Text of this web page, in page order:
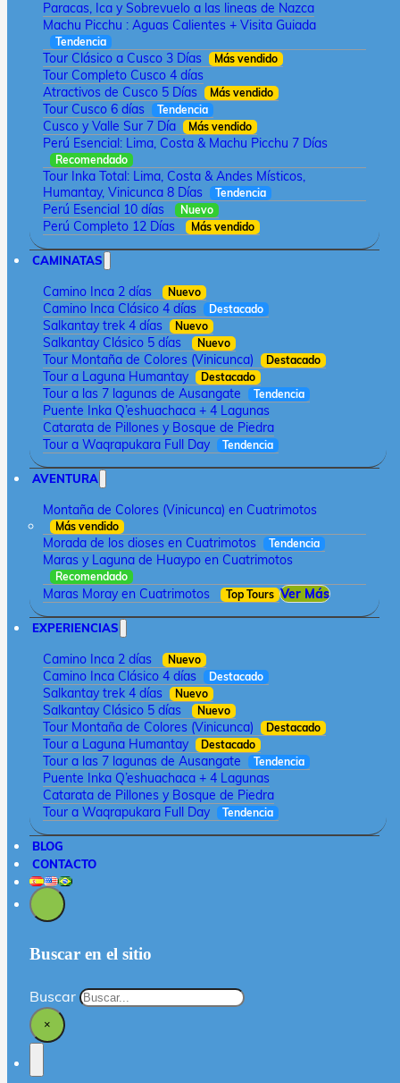
Paracas, Ica y Sobrevuelo a las lineas de Nazca
Machu Picchu : Aguas Calientes + Visita Guiada
Tendencia
Tour Clásico a Cusco 3 Días Más vendido
Tour Completo Cusco 4 días
Atractivos de Cusco 5 Días
Más vendido
Tour Cusco 6 días Tendencia
Cusco y Valle Sur 7 Día Más vendido
Perú Esencial: Lima, Costa & Machu Picchu 7 Días
Recomendado
Tour Inka Total: Lima, Costa & Andes Místicos,
Humantay, Vinicunca 8 Días
Tendencia
Perú Esencial 10 días Nuevo
Perú Completo 12 Días Más vendido
CAMINATAS
Camino Inca 2 días Nuevo
Camino Inca Clásico 4 días Destacado
Salkantay trek 4 días Nuevo
Salkantay Clásico 5 días Nuevo
Tour Montaña de Colores (Vinicunca) Destacado
Tour a Laguna Humantay Destacado
Tour a las 7 lagunas de Ausangate Tendencia
Puente Inka Q’eshuachaca + 4 Lagunas
Catarata de Pillones y Bosque de Piedra
Tour a Waqrapukara Full Day
Tendencia
AVENTURA
Montaña de Colores (Vinicunca) en Cuatrimotos
Más vendido
Morada de los dioses en Cuatrimotos Tendencia
Maras y Laguna de Huaypo en Cuatrimotos
Recomendado
Maras Moray en Cuatrimotos Top Tours Ver Más
EXPERIENCIAS
Camino Inca 2 días Nuevo
Camino Inca Clásico 4 días Destacado
Salkantay trek 4 días Nuevo
Salkantay Clásico 5 días Nuevo
Tour Montaña de Colores (Vinicunca) Destacado
Tour a Laguna Humantay Destacado
Tour a las 7 lagunas de Ausangate Tendencia
Puente Inka Q’eshuachaca + 4 Lagunas
Catarata de Pillones y Bosque de Piedra
Tour a Waqrapukara Full Day
Tendencia
BLOG
CONTACTO
Buscar en el sitio
Buscar
×